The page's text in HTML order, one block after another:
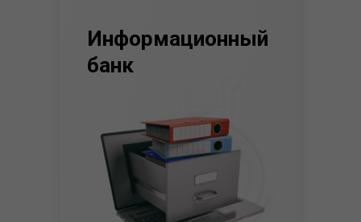
Информационный
банк